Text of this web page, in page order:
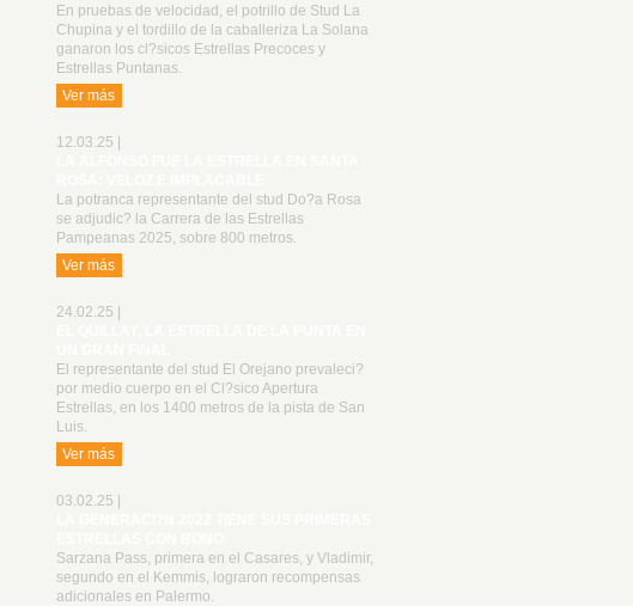
En pruebas de velocidad, el potrillo de Stud La
Chupina y el tordillo de la caballeriza La Solana
ganaron los cl?sicos Estrellas Precoces y
Estrellas Puntanas.
Ver más
12.03.25 |
La potranca representante del stud Do?a Rosa
se adjudic? la Carrera de las Estrellas
Pampeanas 2025, sobre 800 metros.
Ver más
24.02.25 |
El representante del stud El Orejano prevaleci?
por medio cuerpo en el Cl?sico Apertura
Estrellas, en los 1400 metros de la pista de San
Luis.
Ver más
03.02.25 |
Sarzana Pass, primera en el Casares, y Vladimir,
segundo en el Kemmis, lograron recompensas
adicionales en Palermo.